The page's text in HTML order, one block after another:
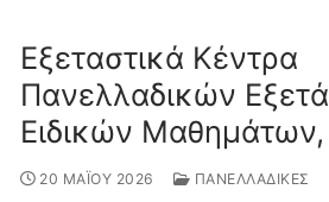
Αναζήτηση για:
Εξεταστικά Κέντρα
Πανελλαδικών
Ειδικών
20 ΜΑΪΟΥ 2026 ΠΑΝΕΛΛΑΔΙΚΕΣ